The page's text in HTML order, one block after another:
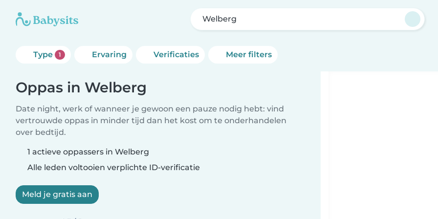
Welberg
Type 1 Ervaring Verificaties Meer filters
Oppas in Welberg
Date night, werk of wanneer je gewoon een pauze nodig hebt: vind
vertrouwde oppas in minder tijd dan het kost om te onderhandelen
over bedtijd.
1 actieve oppassers in Welberg
Alle leden voltooien verplichte ID-verificatie
Meld je gratis aan